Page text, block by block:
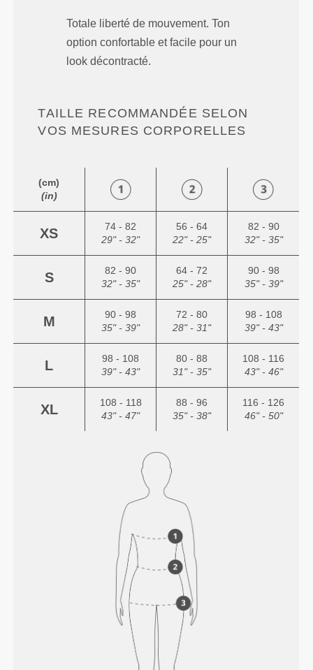
Totale liberté de mouvement. Ton
option confortable et facile pour un
look décontracté.
TAILLE RECOMMANDÉE SELON
VOS MESURES CORPORELLES
(cm)
(in)
XS
74 - 82
29" - 32"
56 - 64
22" - 25"
82 - 90
32" - 35"
S
82 - 90
32" - 35"
64 - 72
25" - 28"
90 - 98
35" - 39"
M
90 - 98
35" - 39"
72 - 80
28" - 31"
98 - 108
39" - 43"
L
98 - 108
39" - 43"
80 - 88
31" - 35"
108 - 116
43" - 46"
XL
108 - 118
43" - 47"
88 - 96
35" - 38"
116 - 126
46" - 50"